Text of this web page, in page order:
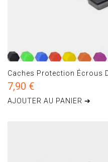
Caches Protection Écrous
7,90 €
AJOUTER AU PANIER ➔